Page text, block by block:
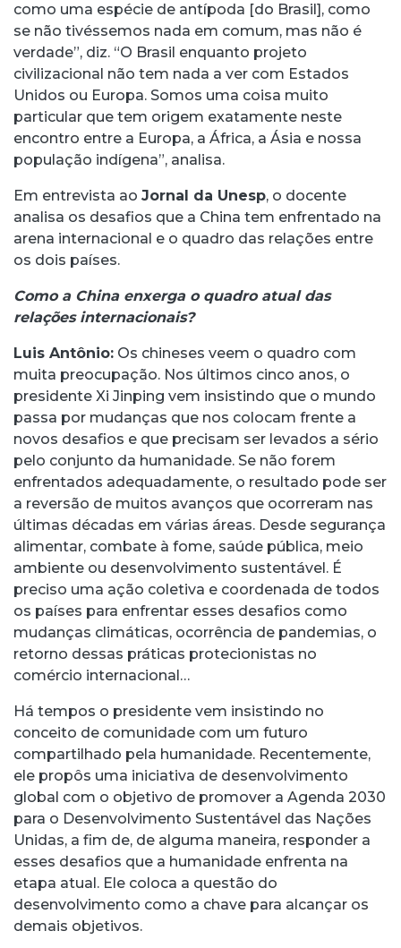
como uma espécie de antípoda [do Brasil], como
se não tivéssemos nada em comum, mas não é
verdade”, diz. “O Brasil enquanto projeto
civilizacional não tem nada a ver com Estados
Unidos ou Europa. Somos uma coisa muito
particular que tem origem exatamente neste
encontro entre a Europa, a África, a Ásia e nossa
população indígena”, analisa.
Em entrevista ao Jornal da Unesp, o docente
analisa os desafios que a China tem enfrentado na
arena internacional e o quadro das relações entre
os dois países.
Como a China enxerga o quadro atual das
relações internacionais?
Luis Antônio: Os chineses veem o quadro com
muita preocupação. Nos últimos cinco anos, o
presidente Xi Jinping vem insistindo que o mundo
passa por mudanças que nos colocam frente a
novos desafios e que precisam ser levados a sério
pelo conjunto da humanidade. Se não forem
enfrentados adequadamente, o resultado pode ser
a reversão de muitos avanços que ocorreram nas
últimas décadas em várias áreas. Desde segurança
alimentar, combate à fome, saúde pública, meio
ambiente ou desenvolvimento sustentável. É
preciso uma ação coletiva e coordenada de todos
os países para enfrentar esses desafios como
mudanças climáticas, ocorrência de pandemias, o
retorno dessas práticas protecionistas no
comércio internacional…
Há tempos o presidente vem insistindo no
conceito de comunidade com um futuro
compartilhado pela humanidade. Recentemente,
ele propôs uma iniciativa de desenvolvimento
global com o objetivo de promover a Agenda 2030
para o Desenvolvimento Sustentável das Nações
Unidas, a fim de, de alguma maneira, responder a
esses desafios que a humanidade enfrenta na
etapa atual. Ele coloca a questão do
desenvolvimento como a chave para alcançar os
demais objetivos.